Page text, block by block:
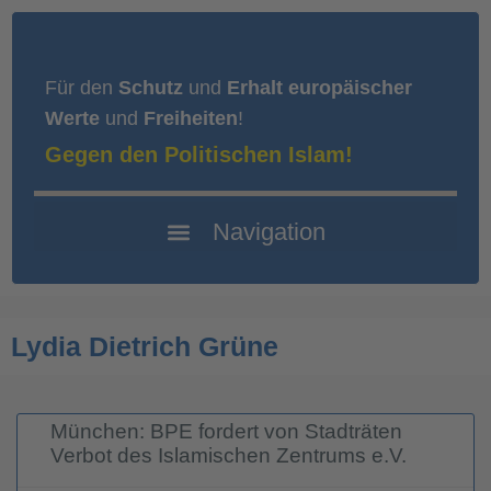
Für den Schutz und Erhalt europäischer
Werte und Freiheiten!
Gegen den Politischen Islam!
Lydia Dietrich Grüne
München: BPE fordert von Stadträten
Verbot des Islamischen Zentrums e.V.